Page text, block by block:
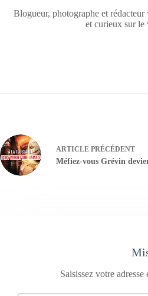
Blogueur, photographe et
et curieux sur
ARTICLE PRÉCÉDENT
Méfiez-vous Grévin
Saisissez votre